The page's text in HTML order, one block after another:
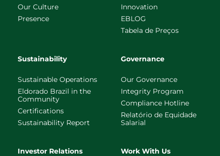
Our Culture
Presence
Innovation
EBLOG
Tabela de Preços
Sustainability
Sustainable Operations
Eldorado Brazil in the
Community
Certifications
Sustainability Report
Governance
Our Governance
Integrity Program
Compliance Hotline
Relatório de Equidade
Salarial
Investor Relations Work With Us